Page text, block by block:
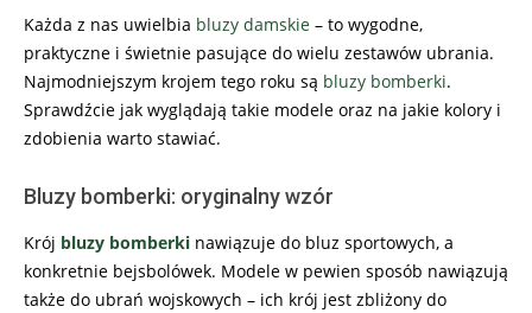
Każda z nas uwielbia bluzy damskie – to wygodne,
praktyczne i świetnie pasujące do wielu zestawów ubrania.
Najmodniejszym krojem tego roku są bluzy bomberki.
Sprawdźcie jak wyglądają takie modele oraz na jakie kolory i
zdobienia warto stawiać.
Bluzy bomberki: oryginalny wzór
Krój bluzy bomberki nawiązuje do bluz sportowych, a
konkretnie bejsbolówek. Modele w pewien sposób nawiązują
także do ubrań wojskowych – ich krój jest zbliżony do